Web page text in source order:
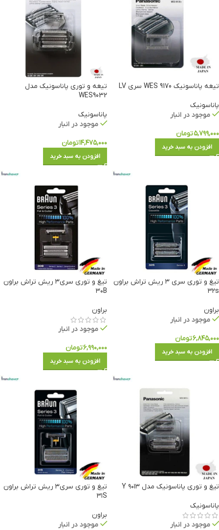
تیغه پاناسونیک WES 9170 سری LV
پاناسونیک
موجود در انبار
۵,۷۹۹,۰۰۰تومان
افزودن به سبد خرید
تیغه و توری پاناسونیک مدل
WES9032
پاناسونیک
موجود در انبار
۱۴,۴۷۵,۰۰۰تومان
افزودن به سبد خرید
تیغ و توری سری ۳ ریش تراش براون
۳۲s
براون
موجود در انبار
۶,۸۴۵,۰۰۰تومان
افزودن به سبد خرید
تیغ و توری سری۳ ریش تراش براون
۳۰B
براون
موجود در انبار
۶,۹۹۰,۰۰۰تومان
افزودن به سبد خرید
تیغ و توری پاناسونیک مدل ۹۰۱۳ Y
پاناسونیک
موجود در انبار
تیغ و توری سری۳ ریش تراش براون
۳۱S
براون
موجود در انبار